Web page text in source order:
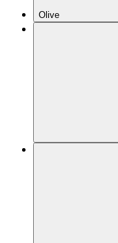
Olive